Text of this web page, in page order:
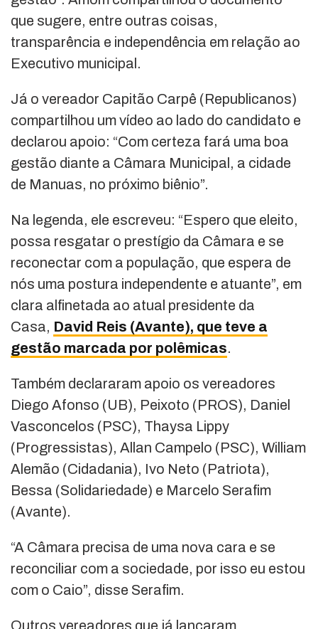
que sugere, entre outras coisas,
transparência e independência em relação ao
Executivo municipal.
Já o vereador Capitão Carpê (Republicanos)
compartilhou um vídeo ao lado do candidato e
declarou apoio: “Com certeza fará uma boa
gestão diante a Câmara Municipal, a cidade
de Manuas, no próximo biênio”.
Na legenda, ele escreveu: “Espero que eleito,
possa resgatar o prestígio da Câmara e se
reconectar com a população, que espera de
nós uma postura independente e atuante”, em
clara alfinetada ao atual presidente da
Casa, David Reis (Avante), que teve a
gestão marcada por polêmicas.
Também declararam apoio os vereadores
Diego Afonso (UB), Peixoto (PROS), Daniel
Vasconcelos (PSC), Thaysa Lippy
(Progressistas), Allan Campelo (PSC), William
Alemão (Cidadania), Ivo Neto (Patriota),
Bessa (Solidariedade) e Marcelo Serafim
(Avante).
“A Câmara precisa de uma nova cara e se
reconciliar com a sociedade, por isso eu estou
com o Caio”, disse Serafim.
Outros vereadores que já lançaram